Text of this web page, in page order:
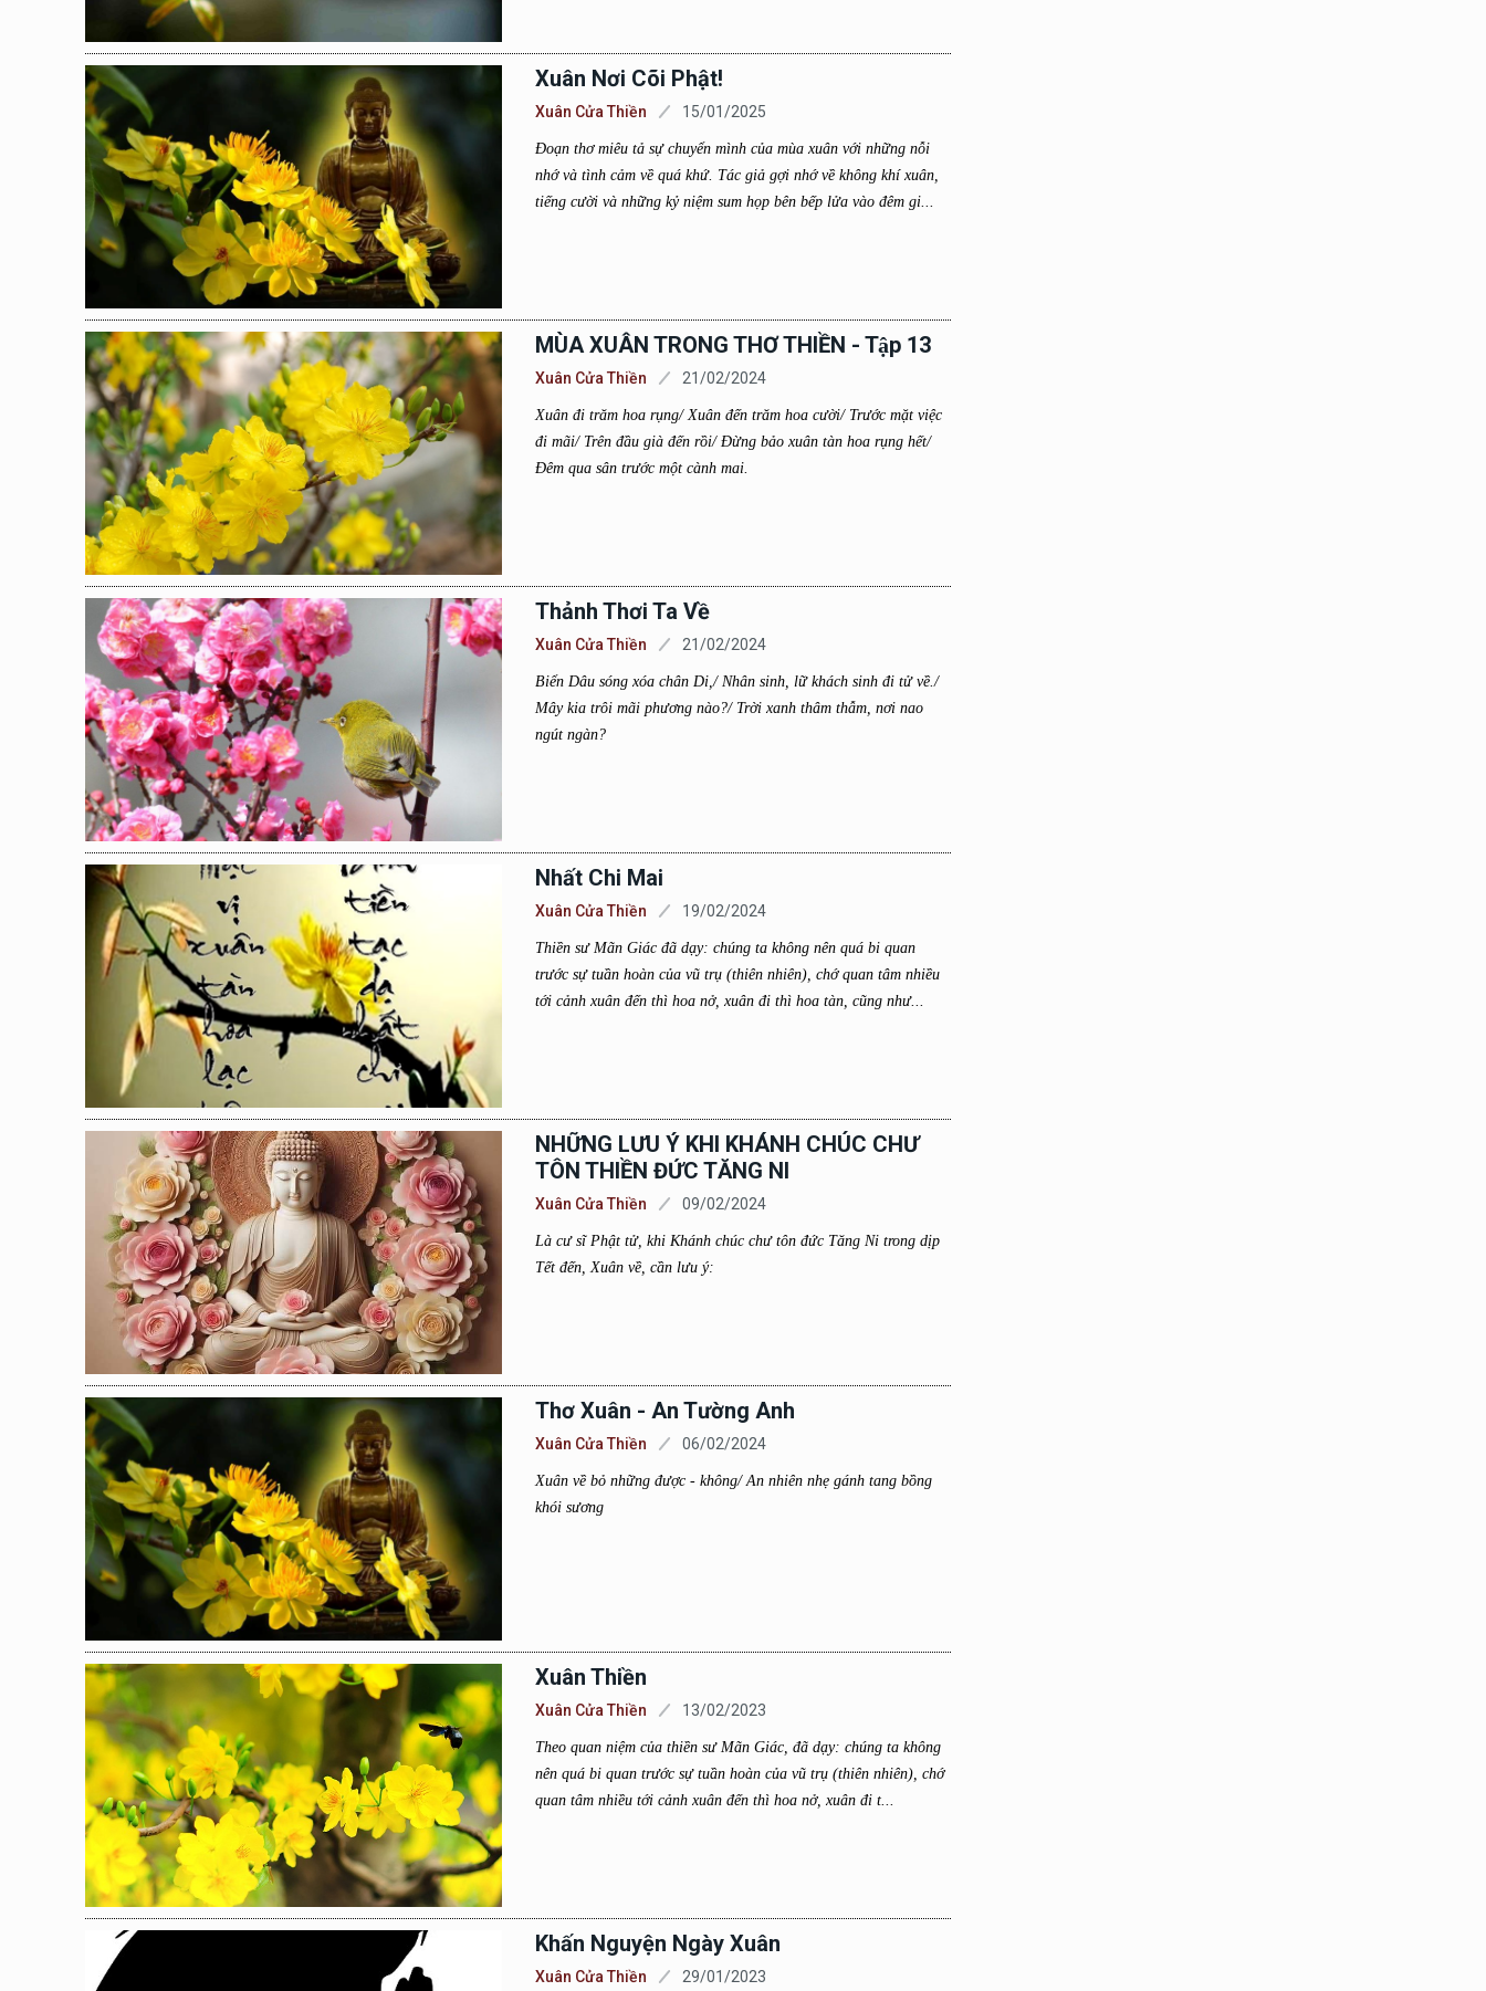
Xuân Nơi Cõi Phật!
Xuân Cửa Thiền 15/01/2025
Đoạn thơ miêu tả sự chuyển mình của mùa xuân với những nỗi
nhớ và tình cảm về quá khứ. Tác giả gợi nhớ về không khí xuân,
tiếng cười và những kỷ niệm sum họp bên bếp lửa vào đêm gi...
MÙA XUÂN TRONG THƠ THIỀN - Tập 13
Xuân Cửa Thiền 21/02/2024
Xuân đi trăm hoa rụng/ Xuân đến trăm hoa cười/ Trước mặt việc
đi mãi/ Trên đầu già đến rồi/ Đừng bảo xuân tàn hoa rụng hết/
Đêm qua sân trước một cành mai.
Thảnh Thơi Ta Về
Xuân Cửa Thiền 21/02/2024
Biển Dâu sóng xóa chân Di,/ Nhân sinh, lữ khách sinh đi tử về./
Mây kia trôi mãi phương nào?/ Trời xanh thâm thẫm, nơi nao
ngút ngàn?
Nhất Chi Mai
Xuân Cửa Thiền 19/02/2024
Thiền sư Mãn Giác đã dạy: chúng ta không nên quá bi quan
trước sự tuần hoàn của vũ trụ (thiên nhiên), chớ quan tâm nhiều
tới cảnh xuân đến thì hoa nở, xuân đi thì hoa tàn, cũng như...
NHỮNG LƯU Ý KHI KHÁNH CHÚC CHƯ
TÔN THIỀN ĐỨC TĂNG NI
Xuân Cửa Thiền 09/02/2024
Là cư sĩ Phật tử, khi Khánh chúc chư tôn đức Tăng Ni trong dịp
Tết đến, Xuân về, cần lưu ý:
Thơ Xuân - An Tường Anh
Xuân Cửa Thiền 06/02/2024
Xuân về bỏ những được - không/ An nhiên nhẹ gánh tang bồng
khói sương
Xuân Thiền
Xuân Cửa Thiền 13/02/2023
Theo quan niệm của thiền sư Mãn Giác, đã dạy: chúng ta không
nên quá bi quan trước sự tuần hoàn của vũ trụ (thiên nhiên), chớ
quan tâm nhiều tới cảnh xuân đến thì hoa nở, xuân đi t...
Khấn Nguyện Ngày Xuân
Xuân Cửa Thiền 29/01/2023